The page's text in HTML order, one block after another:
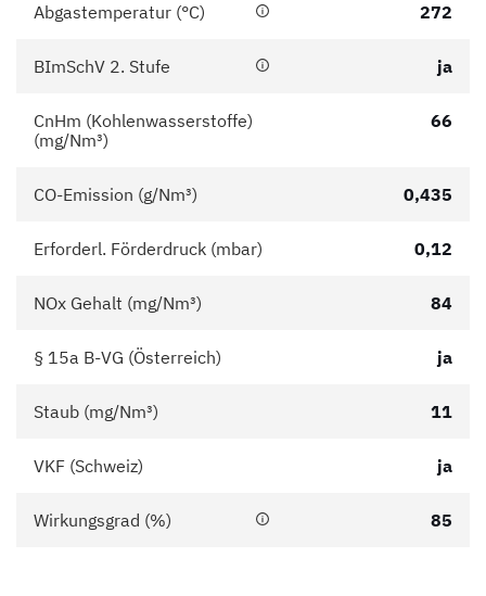
Abgastemperatur (°C) 272
BImSchV 2. Stufe ja
CnHm (Kohlenwasserstoffe)
(mg/Nm³)
66
CO-Emission (g/Nm³) 0,435
Erforderl. Förderdruck (mbar) 0,12
NOx Gehalt (mg/Nm³) 84
§ 15a B-VG (Österreich) ja
Staub (mg/Nm³) 11
VKF (Schweiz) ja
Wirkungsgrad (%) 85